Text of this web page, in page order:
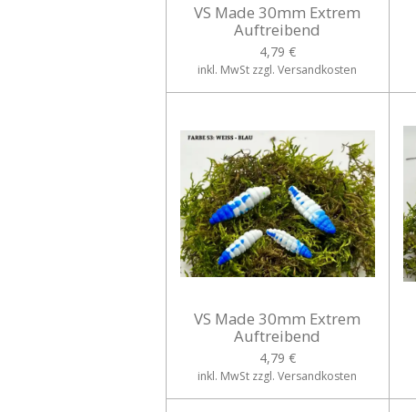
VS Made 30mm Extrem
Auftreibend
4,79 €
inkl. MwSt zzgl. Versandkosten
VS Made 30mm Extrem
Auftreibend
4,79 €
inkl. MwSt zzgl. Versandkosten